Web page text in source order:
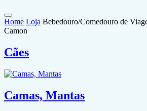
Home Loja Bebedouro/Comedouro de
Camon
Cães
Camas, Mantas